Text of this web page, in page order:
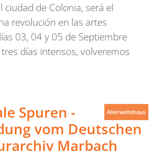
ciudad de Colonia, será el
revolución en las artes
03, 04 y 05 de Septiembre
días intensos, volveremos
Spuren -
vom Deutschen
Marbach
Allerweltshaus